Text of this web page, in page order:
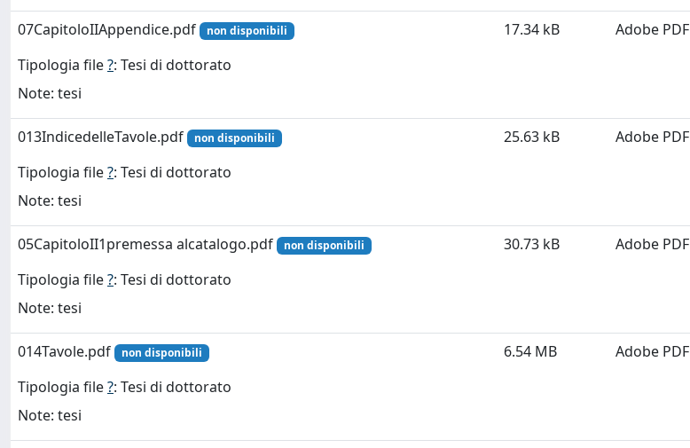
07CapitoloIIAppendice.pdf non disponibili
Tipologia file?: Tesi di dottorato
Note: tesi
17.34 kB Adobe PDF
013IndicedelleTavole.pdf non disponibili
Tipologia file?: Tesi di dottorato
Note: tesi
25.63 kB Adobe PDF
05CapitoloII1premessa alcatalogo.pdf non disponibili
Tipologia file?: Tesi di dottorato
Note: tesi
30.73 kB Adobe PDF
014Tavole.pdf non disponibili
Tipologia file?: Tesi di dottorato
Note: tesi
6.54 MB Adobe PDF